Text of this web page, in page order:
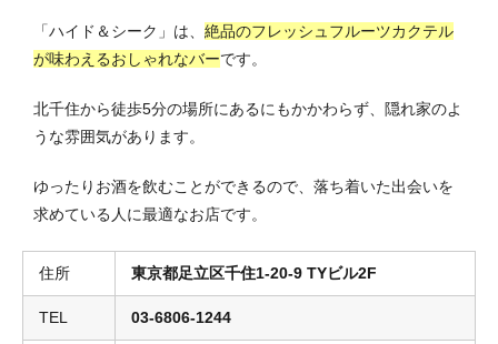
「ハイド＆シーク」は、 絶品のフレッシュフルーツカクテル
が味わえるおしゃれなバーです。
北千住から徒歩5分の場所にあるにもかかわらず、隠れ家のよ
うな雰囲気があります。
ゆったりお酒を飲むことができるので、落ち着いた出会いを
求めている人に最適なお店です。
住所 東京都足立区千住1-20-9 TYビル2F
TEL 03-6806-1244